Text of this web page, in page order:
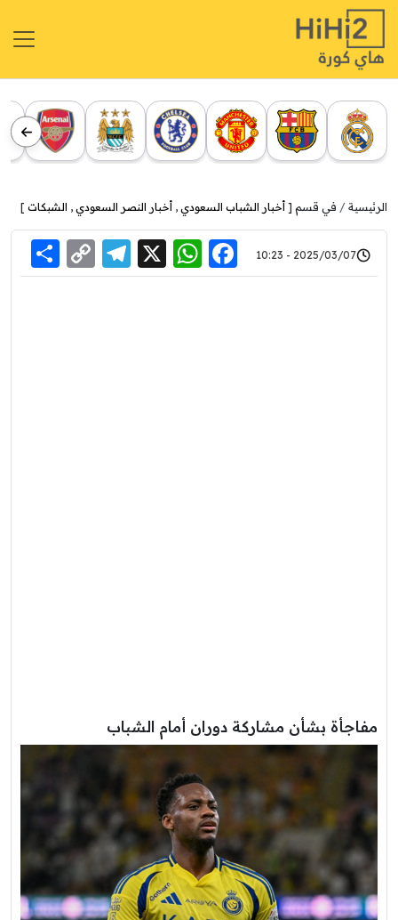
الرئيسية في قسم [ أخبار الشباب السعودي , أخبار النصر السعودي , الشبكات ]
2025/03/07 - 10:23
Facebook
WhatsApp
X
Link
مفاجأة بشأن مشاركة دوران أمام الشباب